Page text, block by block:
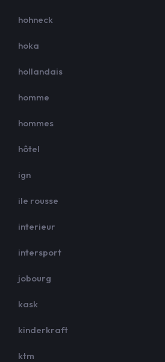
hohneck
hoka
hollandais
homme
hommes
hôtel
ign
ile rousse
interieur
intersport
jobourg
kask
kinderkraft
ktm